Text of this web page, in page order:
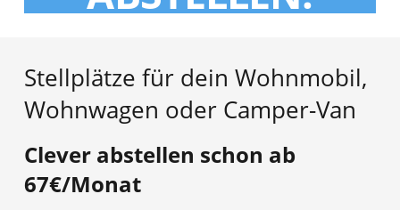
Stellplätze für dein Wohnmobil,
Wohnwagen oder Camper-Van
Clever abstellen schon ab
67€/Monat